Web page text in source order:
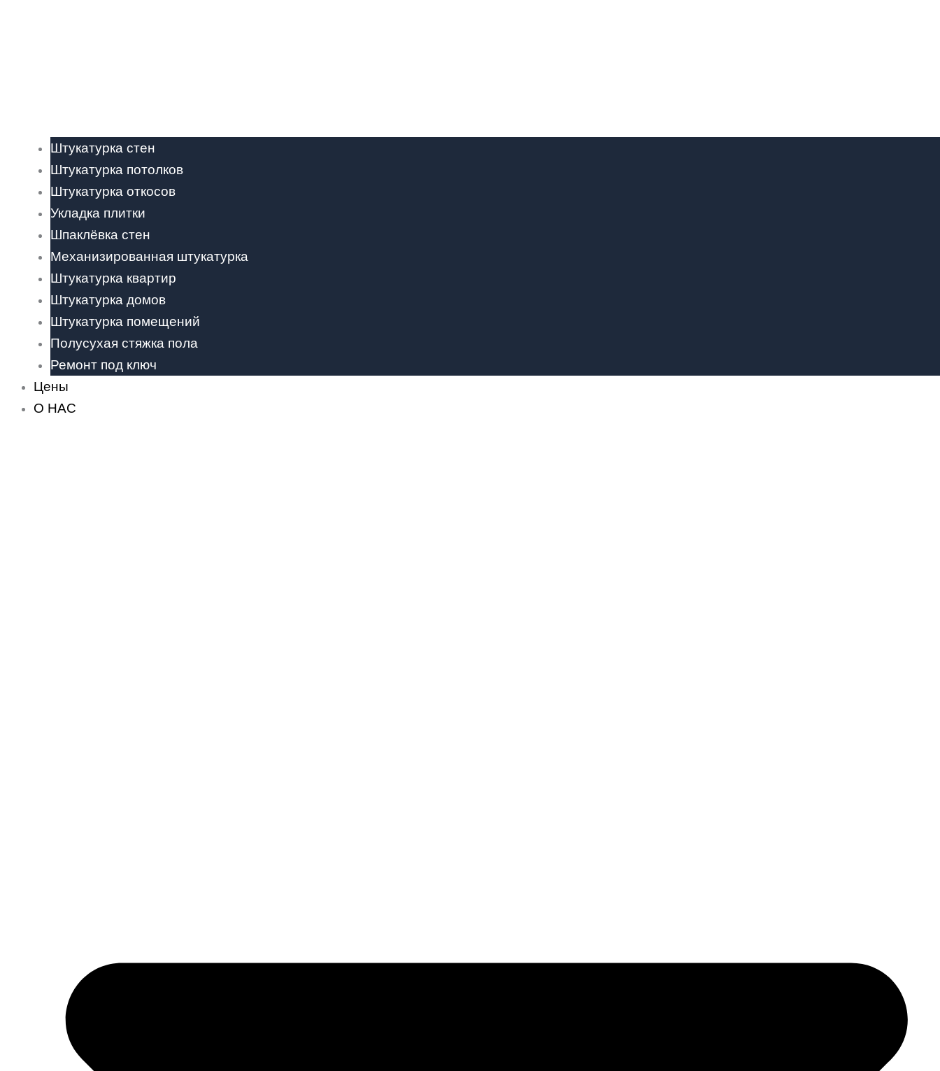
Штукатурка стен
Штукатурка потолков
Штукатурка откосов
Укладка плитки
Шпаклёвка стен
Механизированная штукатурка
Штукатурка квартир
Штукатурка домов
Штукатурка помещений
Полусухая стяжка пола
Ремонт под ключ
Цены
О НАС